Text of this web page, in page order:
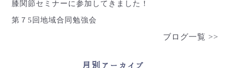
膝関節セミナーに参加してきました！
第７5回地域合同勉強会
ブログ一覧 >>
月別アーカイブ